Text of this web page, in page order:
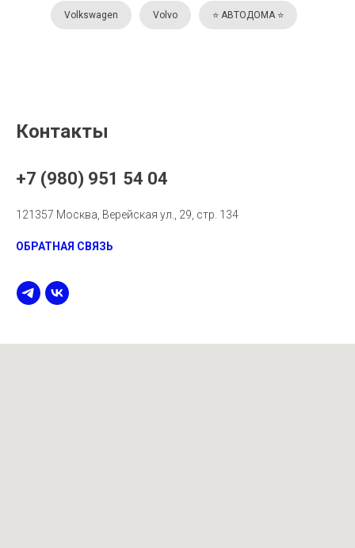
Volkswagen Volvo ⭐️ АВТОДОМА ⭐️
Контакты
+7 (980) 951 54 04
121357 Москва, Верейская ул., 29, стр. 134
ОБРАТНАЯ СВЯЗЬ